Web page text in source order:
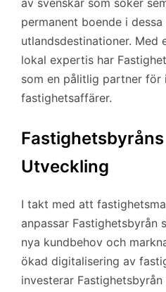
permanent boende i
utlandsdestinationer.
lokal expertis har
som en pålitlig partner för
fastighetsaffärer.
Utveckling
I takt med att
anpassar Fastighetsbyrån
nya kundbehov och
ökad digitalisering av
investerar Fastighetsbyrån